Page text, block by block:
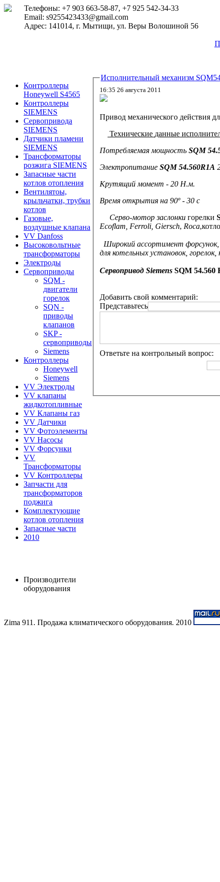
Телефоны: +7 903 663-58-87, +7 925 542-34-33
Email: s9255423433@gmail.com
Адрес: 141014, г. Мытищи, ул. Веры Волошиной 56
Контроллеры
Honeywell S4565
Контроллеры
SIEMENS
Сервопривода
SIEMENS
Датчики пламени
SIEMENS
Трансформаторы
розжига SIEMENS
Запасные части
котлов отопления
Вентилятоы,
крыльчатки, трубки
котлов
Газовые,
воздушные клапана
VV Danfoss
Высоковольтные
трансформаторы
Электроды
Сервоприводы
SQM -
двигатели
горелок
SQN -
приводы
клапанов
SKP -
сервоприводы
Siemens
Контроллеры
Honeywell
Siemens
VV Электроды
VV клапаны
жидкотопливные
VV Клапаны газ
VV Датчики
VV Фотоэлементы
VV Насосы
VV Форсунки
VV
Трансформаторы
VV Контроллеры
Запчасти для
трансформаторов
поджига
Комплектующие
котлов отопления
Запасные части
2010
Производители
оборудования
Исполнительный механизм
16:35 26 августа 2011
Привод механического действия
Технические данные
Потребляемая мощность SQM
Электропитание SQM 54.560R1A
Крутящий момент - 20 Н.м.
Время открытия на 90º - 30 с
Серво-мотор заслонки горелки
Ecoflam, Ferroli, Giersch, Roca
Широкий ассортимент форсунок,
для котельных установок,
Сервопривод Siemens SQM 54.560
Добавить свой комментарий:
Представьтесь
Ответьте на контрольный вопрос:
Zima 911. Продажа климатического оборудования. 2010